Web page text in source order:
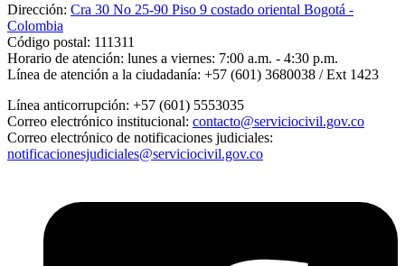
Dirección: Cra 30 No 25-90 Piso 9 costado oriental Bogotá -
Colombia
Código postal: 111311
Horario de atención: lunes a viernes: 7:00 a.m. - 4:30 p.m.
Línea de atención a la ciudadanía: +57 (601) 3680038 / Ext 1423
Línea anticorrupción: +57 (601) 5553035
Correo electrónico institucional: contacto@serviciocivil.gov.co
Correo electrónico de notificaciones judiciales:
notificacionesjudiciales@serviciocivil.gov.co